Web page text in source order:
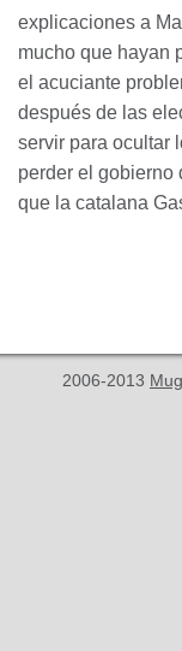
explicaciones a
mucho que hayan
el acuciante
después de las
servir para ocultar
perder el gobierno
que la catalana
2006-2013